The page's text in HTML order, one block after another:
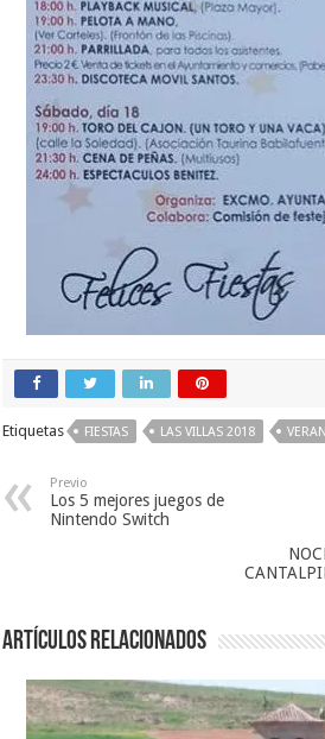
Etiquetas FIESTAS LAS VILLAS 2018
Previo
Los 5 mejores juegos de
Nintendo Switch
Artículos relacionados